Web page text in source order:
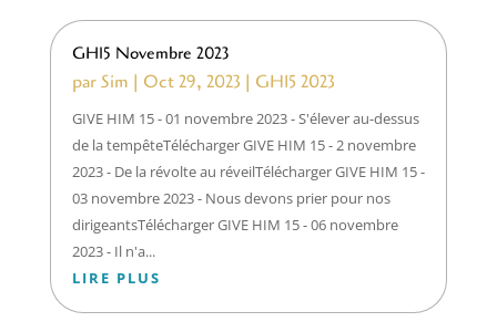
GH15 Novembre 2023
parSim | Oct 29, 2023 | GH15 2023
GIVE HIM 15 - 01 novembre 2023 - S'élever au-dessus
de la tempêteTélécharger GIVE HIM 15 - 2 novembre
2023 - De la révolte au réveilTélécharger GIVE HIM 15 -
03 novembre 2023 - Nous devons prier pour nos
dirigeantsTélécharger GIVE HIM 15 - 06 novembre
2023 - Il n'a...
LIRE PLUS